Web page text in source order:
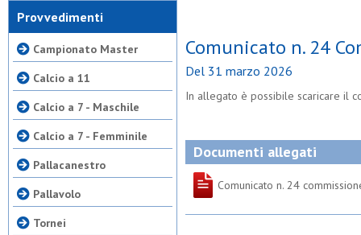
Provvedimenti
Campionato Master
Calcio a 11
Calcio a 7 - Maschile
Calcio a 7 - Femminile
Pallacanestro
Pallavolo
Tornei
Comunicato n. 24
Del 31 marzo 2026
In allegato è possibile scaricare il
Documenti allegati
Comunicato n. 24